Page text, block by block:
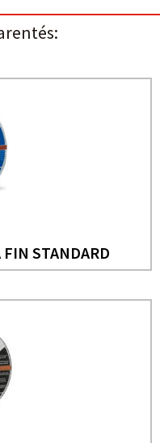
FIN STANDARD